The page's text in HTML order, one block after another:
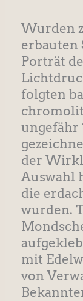
Wurden
erbauten
Porträt
folgten
ungefähr
der
Auswahl
die
wurden.
mit
von